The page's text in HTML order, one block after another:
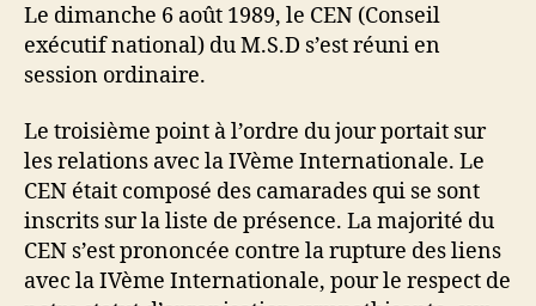
Le dimanche 6 août 1989, le CEN (Conseil
exécutif national) du M.S.D s’est réuni en
session ordinaire.
Le troisième point à l’ordre du jour portait sur
les relations avec la IVème Internationale. Le
CEN était composé des camarades qui se sont
inscrits sur la liste de présence. La majorité du
CEN s’est prononcée contre la rupture des liens
avec la IVème Internationale, pour le respect de